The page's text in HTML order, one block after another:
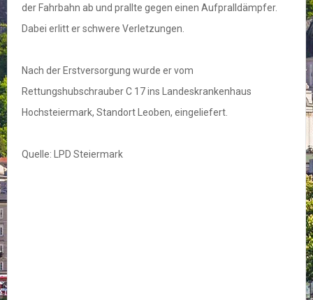
der Fahrbahn ab und prallte gegen einen Aufpralldämpfer.
Dabei erlitt er schwere Verletzungen.
Nach der Erstversorgung wurde er vom
Rettungshubschrauber C 17 ins Landeskrankenhaus
Hochsteiermark, Standort Leoben, eingeliefert.
Quelle: LPD Steiermark